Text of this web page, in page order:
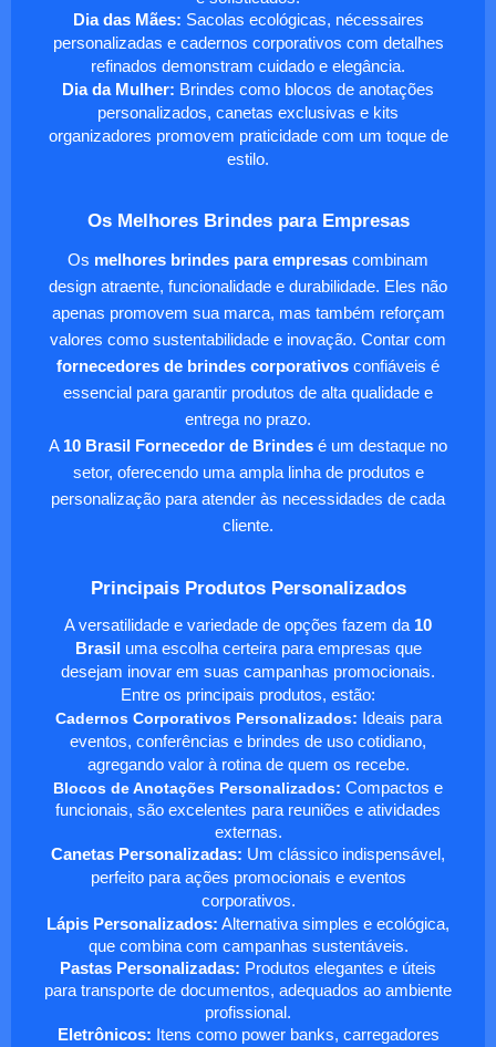
Dia das Mães: Sacolas ecológicas, nécessaires
personalizadas e cadernos corporativos com detalhes
refinados demonstram cuidado e elegância.
Dia da Mulher: Brindes como blocos de anotações
personalizados, canetas exclusivas e kits
organizadores promovem praticidade com um toque de
estilo.
Os Melhores Brindes para Empresas
Os melhores brindes para empresas combinam
design atraente, funcionalidade e durabilidade. Eles não
apenas promovem sua marca, mas também reforçam
valores como sustentabilidade e inovação. Contar com
fornecedores de brindes corporativos confiáveis é
essencial para garantir produtos de alta qualidade e
entrega no prazo.
A 10 Brasil Fornecedor de Brindes é um destaque no
setor, oferecendo uma ampla linha de produtos e
personalização para atender às necessidades de cada
cliente.
Principais Produtos Personalizados
A versatilidade e variedade de opções fazem da 10
Brasil uma escolha certeira para empresas que
desejam inovar em suas campanhas promocionais.
Entre os principais produtos, estão:
Cadernos Corporativos Personalizados: Ideais para
eventos, conferências e brindes de uso cotidiano,
agregando valor à rotina de quem os recebe.
Blocos de Anotações Personalizados: Compactos e
funcionais, são excelentes para reuniões e atividades
externas.
Canetas Personalizadas: Um clássico indispensável,
perfeito para ações promocionais e eventos
corporativos.
Lápis Personalizados: Alternativa simples e ecológica,
que combina com campanhas sustentáveis.
Pastas Personalizadas: Produtos elegantes e úteis
para transporte de documentos, adequados ao ambiente
profissional.
Eletrônicos: Itens como power banks, carregadores